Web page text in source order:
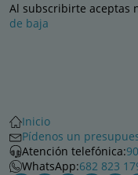
Al subscribirte aceptas
de baja
Inicio
Pídenos un
Atención telefónica:
WhatsApp:682 823